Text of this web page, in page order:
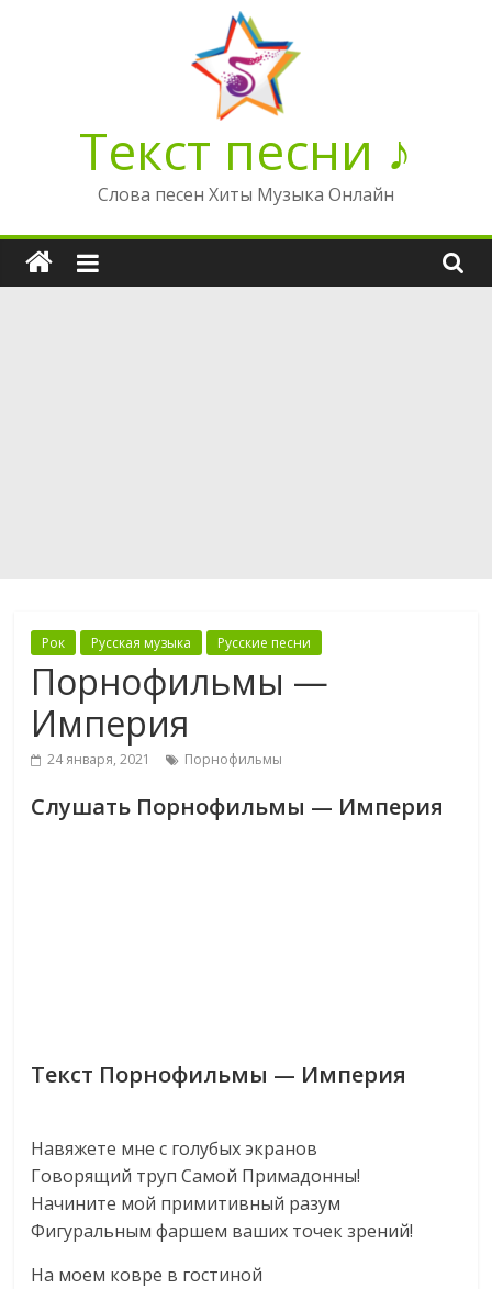
Текст песни ♪
Слова песен Хиты Музыка Онлайн
Рок Русская музыка Русские песни
Порнофильмы —
Империя
24 января, 2021 Порнофильмы
Слушать Порнофильмы — Империя
Текст Порнофильмы — Империя
Навяжете мне с голубых экранов
Говорящий труп Самой Примадонны!
Начините мой примитивный разум
Фигуральным фаршем ваших точек зрений!
На моем ковре в гостиной